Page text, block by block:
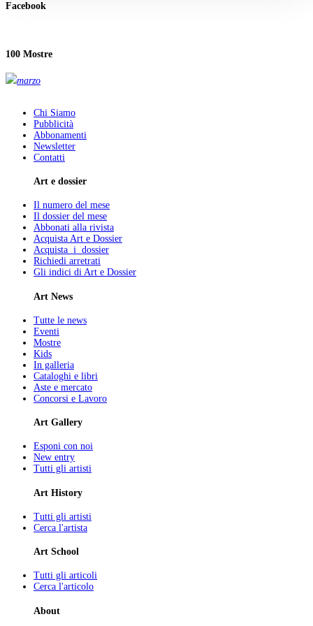
Facebook
100 Mostre
marzo
Chi Siamo
Pubblicità
Abbonamenti
Newsletter
Contatti
Art e dossier
Il numero del mese
Il dossier del mese
Abbonati alla rivista
Acquista Art e Dossier
Acquista i dossier
Richiedi arretrati
Gli indici di Art e Dossier
Art News
Tutte le news
Eventi
Mostre
Kids
In galleria
Cataloghi e libri
Aste e mercato
Concorsi e Lavoro
Art Gallery
Esponi con noi
New entry
Tutti gli artisti
Art History
Tutti gli artisti
Cerca l'artista
Art School
Tutti gli articoli
Cerca l'articolo
About